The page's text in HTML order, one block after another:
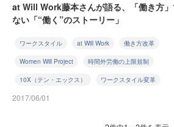
at Will Work藤本さんが語る、「働き方
ない「“働く”のストーリー」
ワークスタイル at Will Work 働き方改革
Women Will Project 時間外労働の上限規制
10X（テン・エックス） ワークスタイル変革
2017/06/01